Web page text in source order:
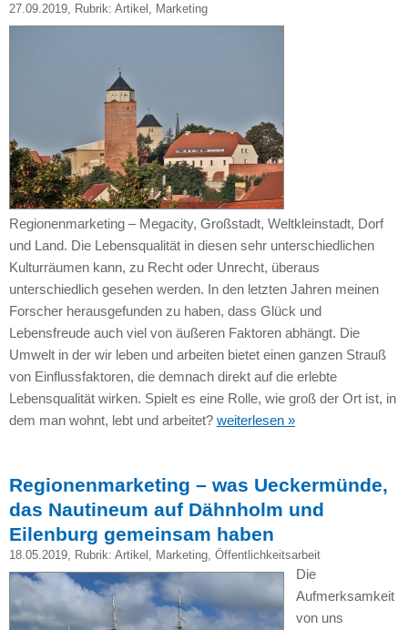
27.09.2019, Rubrik: Artikel , Marketing
Regionenmarketing – Megacity, Großstadt, Weltkleinstadt, Dorf
und Land. Die Lebensqualität in diesen sehr unterschiedlichen
Kulturräumen kann, zu Recht oder Unrecht, überaus
unterschiedlich gesehen werden. In den letzten Jahren meinen
Forscher herausgefunden zu haben, dass Glück und
Lebensfreude auch viel von äußeren Faktoren abhängt. Die
Umwelt in der wir leben und arbeiten bietet einen ganzen Strauß
von Einflussfaktoren, die demnach direkt auf die erlebte
Lebensqualität wirken. Spielt es eine Rolle, wie groß der Ort ist, in
dem man wohnt, lebt und arbeitet? weiterlesen »
Regionenmarketing – was Ueckermünde,
das Nautineum auf Dähnholm und
Eilenburg gemeinsam haben
18.05.2019, Rubrik: Artikel , Marketing, Öffentlichkeitsarbeit
Die
Aufmerksamkeit
von uns